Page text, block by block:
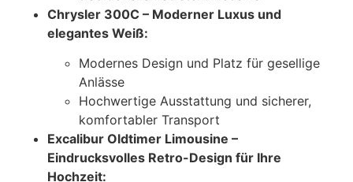
Chrysler 300C – Moderner Luxus und
elegantes Weiß:
Modernes Design und Platz für gesellige
Anlässe
Hochwertige Ausstattung und sicherer,
komfortabler Transport
Excalibur Oldtimer Limousine –
Eindrucksvolles Retro-Design für Ihre
Hochzeit: